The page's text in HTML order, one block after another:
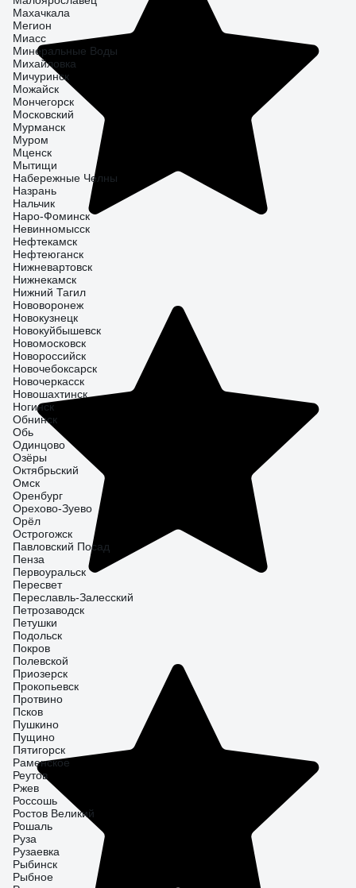
Махачкала
Мегион
Миасс
Минеральные Воды
Михайловка
Мичуринск
Можайск
Мончегорск
Московский
Мурманск
Муром
Мценск
Мытищи
Набережные Челны
Назрань
Нальчик
Наро-Фоминск
Невинномысск
Нефтекамск
Нефтеюганск
Нижневартовск
Нижнекамск
Нижний Тагил
Нововоронеж
Новокузнецк
Новокуйбышевск
Новомосковск
Новороссийск
Новочебоксарск
Новочеркасск
Новошахтинск
Ногинск
Обнинск
Обь
Одинцово
Озёры
Октябрьский
Омск
Оренбург
Орехово-Зуево
Орёл
Острогожск
Павловский Посад
Пенза
Первоуральск
Пересвет
Переславль-Залесский
Петрозаводск
Петушки
Подольск
Покров
Полевской
Приозерск
Прокопьевск
Протвино
Псков
Пушкино
Пущино
Пятигорск
Раменское
Реутов
Ржев
Россошь
Ростов Великий
Рошаль
Руза
Рузаевка
Рыбинск
Рыбное